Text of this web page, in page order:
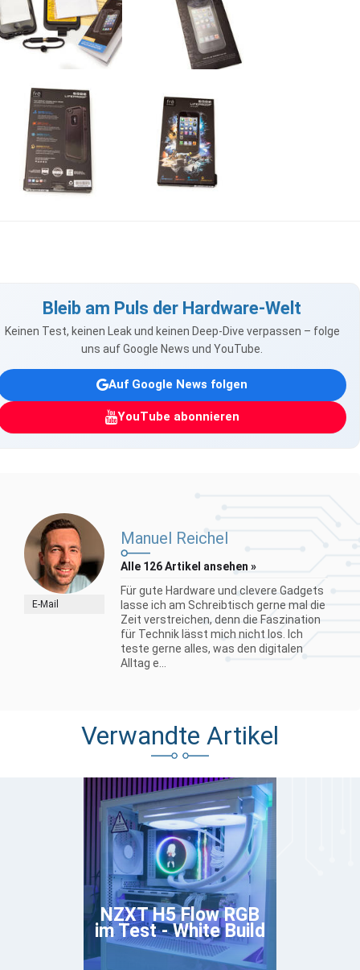
Bleib am Puls der Hardware-Welt
Keinen Test, keinen Leak und keinen Deep-Dive verpassen – folge
uns auf Google News und YouTube.
Auf Google News folgen
YouTube abonnieren
E-Mail
Manuel Reichel
Alle 126 Artikel ansehen »
Für gute Hardware und clevere Gadgets
lasse ich am Schreibtisch gerne mal die
Zeit verstreichen, denn die Faszination
für Technik lässt mich nicht los. Ich
teste gerne alles, was den digitalen
Alltag e...
Verwandte Artikel
NZXT H5 Flow RGB
im Test - White Build